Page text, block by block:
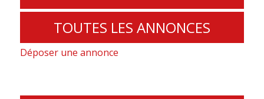
TOUTES LES ANNONCES
Déposer une annonce